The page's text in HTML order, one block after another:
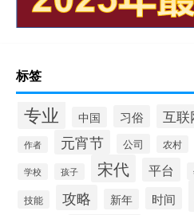
标签
专业 中国 习俗 互联
作者 元宵节 公司 农村
学校 孩子 宋代 平台
技能 攻略 新年 时间